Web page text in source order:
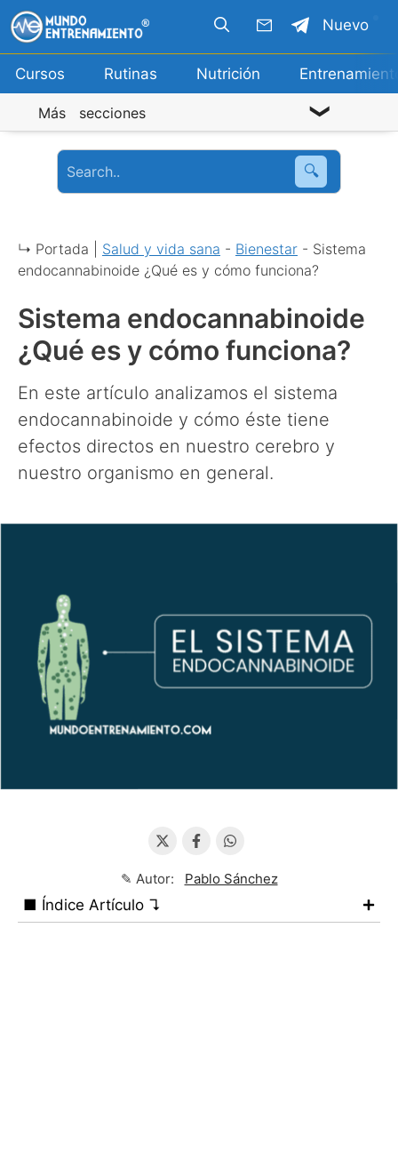
Saltar
al
contenido
Cursos Rutinas Nutrición
Nuevo
Más secciones
🔍
↳ Portada | Salud y vida sana - Bienestar - Sistema
endocannabinoide ¿Qué es y cómo funciona?
Sistema endocannabinoide
¿Qué es y cómo funciona?
En este artículo analizamos el sistema
endocannabinoide y cómo éste tiene
efectos directos en nuestro cerebro y
nuestro organismo en general.
✎ Autor: Pablo Sánchez
■ Índice Artículo ↴